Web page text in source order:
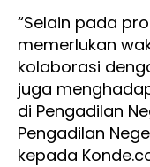
“Selain pada
memerlukan
kolaborasi
juga
di Pengadilan
Pengadilan
kepada